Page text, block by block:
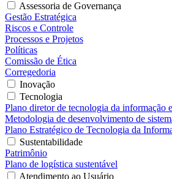
Assessoria de Governança
Gestão Estratégica
Riscos e Controle
Processos e Projetos
Políticas
Comissão de Ética
Corregedoria
Inovação
Tecnologia
Plano diretor de tecnologia da informação
Metodologia de desenvolvimento de
Plano Estratégico de Tecnologia da
Sustentabilidade
Patrimônio
Plano de logística sustentável
Atendimento ao Usuário